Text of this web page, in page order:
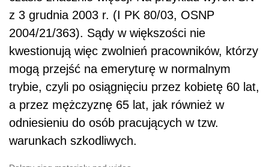
z 3 grudnia 2003 r. (I PK 80/03, OSNP
2004/21/363). Sądy w większości nie
kwestionują więc zwolnień pracowników, którzy
mogą przejść na emeryturę w normalnym
trybie, czyli po osiągnięciu przez kobietę 60 lat,
a przez mężczyznę 65 lat, jak również w
odniesieniu do osób pracujących w tzw.
warunkach szkodliwych.